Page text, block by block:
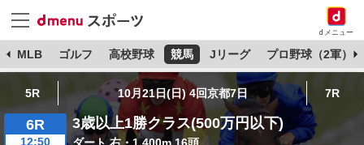
dメニュー
MLB ゴルフ 高校野球 競馬 Jリーグ プロ野球（2軍）
5R 10月21日(日) 4回京都7日 7R
6R
12:50
3歳以上1勝クラス(500万円以下)
ダート 右・1,400m 16頭